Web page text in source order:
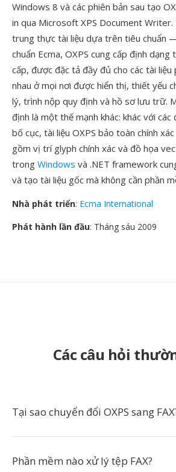
Windows 8 và các phiên bản sau tạo
in qua Microsoft XPS Document
trung thực tài liệu dựa trên tiêu chuẩn
chuẩn Ecma, OXPS cung cấp định dạng
cấp, được đặc tả đầy đủ cho các tài
nhau ở mọi nơi được hiển thị, thiết yếu
lý, trình nộp quy định và hồ sơ lưu trữ.
định là một thế mạnh khác: khác với
bố cục, tài liệu OXPS bảo toàn chính
gồm vị trí glyph chính xác và đồ họa
trong Windows và .NET framework
và tạo tài liệu gốc mà không cần phần
Nhà phát triển: Ecma International
Phát hành lần đầu: Tháng sáu 2009
Các câu hỏi
Tại sao chuyển đổi OXPS sang
Phần mềm nào xử lý tệp FAX?